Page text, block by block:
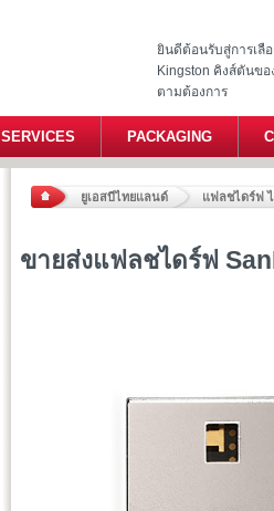
ยินดีต้อนรับสู่การเลื
Kingston คิงส์ตันข
ตามต้องการ
SERVICES PACKAGING
ยูเอสบีไทยแลนด์ แฟลชไดร์ฟ
ขายส่งแฟลชไดร์ฟ